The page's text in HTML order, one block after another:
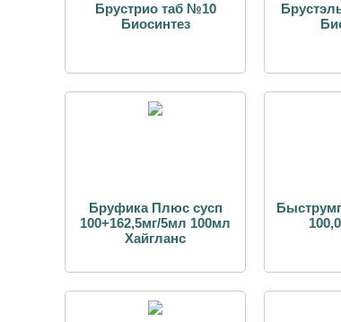
Брустрио таб №10
Биосинтез
Бруфика Плюс сусп
100+162,5мг/5мл 100мл
Хайгланс